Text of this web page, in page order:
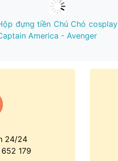
đựng tiền Chú Chó cosplay
America - Avenger
24/24
179